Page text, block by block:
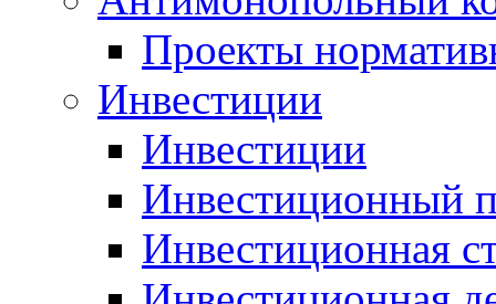
Проекты
Инвестиции
Инвестиции
Инвестиционный
Инвестиционная